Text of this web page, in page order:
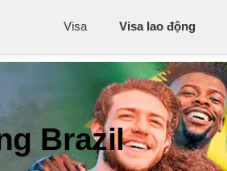
Visa Visa lao động
Brazil